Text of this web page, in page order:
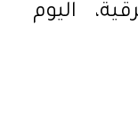
اليوم